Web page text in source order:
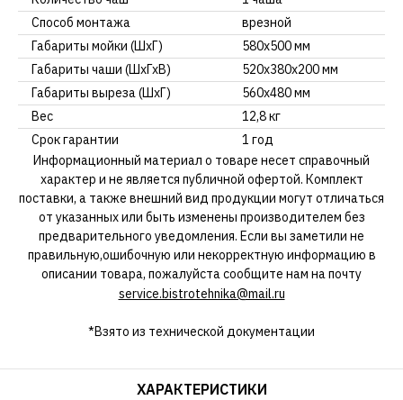
Способ монтажа
врезной
Габариты мойки (ШхГ)
580х500 мм
Габариты чаши (ШхГхВ)
520х380х200 мм
Габариты выреза (ШхГ)
560х480 мм
Вес
12,8 кг
Срок гарантии
1 год
Информационный материал о товаре несет справочный
характер и не является публичной офертой. Комплект
поставки, а также внешний вид продукции могут отличаться
от указанных или быть изменены производителем без
предварительного уведомления. Если вы заметили не
правильную,ошибочную или некорректную информацию в
описании товара, пожалуйста сообщите нам на почту
service.bistrotehnika@mail.ru
*Взято из технической документации
ХАРАКТЕРИСТИКИ